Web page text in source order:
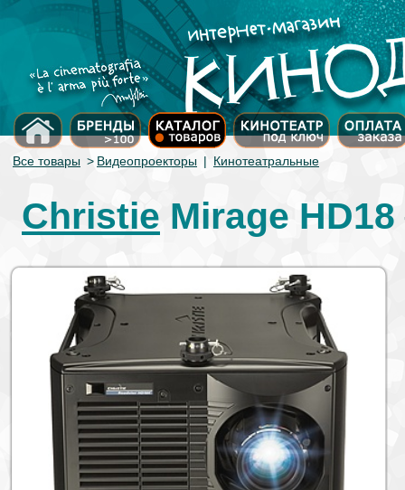
Все товары > Видеопроекторы | Кинотеатральные
Christie Mirage HD18